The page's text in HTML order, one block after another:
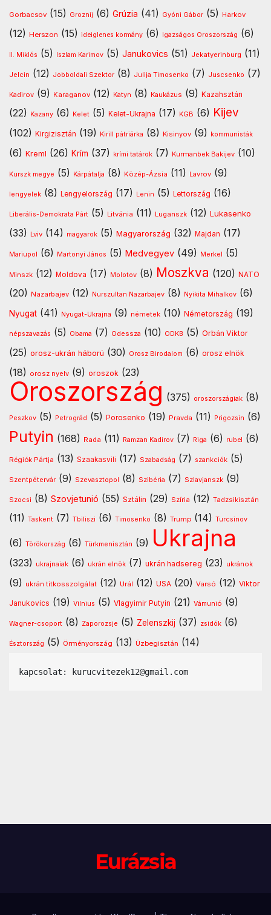
Gorbacsov (15) Groznij (6) Grúzia (41) Gyóni Gábor (5) Harkov
(12) Herszon (15) ideiglenes kormány (6) Igazságos Oroszország (6)
II. Miklós (5) Iszlam Karimov (5) Janukovics (51) Jekatyerinburg (11)
Jelcin (12) Jobboldali Szektor (8) Julija Timosenko (7) Juscsenko (7)
Kadirov (9) Karaganov (12) Katyn (8) Kaukázus (9) Kazahsztán
(22) Kazany (6) Kelet (5) Kelet-Ukrajna (17) KGB (6) Kijev
(102) Kirgizisztán (19) Kirill pátriárka (8) Kisinyov (9) kommunisták
(6) Kreml (26) Krím (37) krími tatárok (7) Kurmanbek Bakijev (10)
Kurszk megye (5) Kárpátalja (8) Közép-Ázsia (11) Lavrov (9)
lengyelek (8) Lengyelország (17) Lenin (5) Lettország (16)
Liberális-Demokrata Párt (5) Litvánia (11) Luganszk (12) Lukasenko
(33) Lviv (14) magyarok (5) Magyarország (32) Majdan (17)
Mariupol (6) Martonyi János (5) Medvegyev (49) Merkel (5)
Minszk (12) Moldova (17) Molotov (8) Moszkva (120) NATO
(20) Nazarbajev (12) Nurszultan Nazarbajev (8) Nyikita Mihalkov (6)
Nyugat (41) Nyugat-Ukrajna (9) németek (10) Németország (19)
népszavazás (5) Obama (7) Odessza (10) ODKB (5) Orbán Viktor
(25) orosz-ukrán háború (30) Orosz Birodalom (6) orosz elnök
(18) orosz nyelv (9) oroszok (23)
Oroszország (375) oroszországiak (8)
Peszkov (5) Petrográd (5) Porosenko (19) Pravda (11) Prigozsin (6)
Putyin (168) Rada (11) Ramzan Kadirov (7) Riga (6) rubel (6)
Régiók Pártja (13) Szaakasvili (17) Szabadság (7) szankciók (5)
Szentpétervár (9) Szevasztopol (8) Szibéria (7) Szlavjanszk (9)
Szocsi (8) Szovjetunió (55) Sztálin (29) Szíria (12) Tadzsikisztán
(11) Taskent (7) Tbiliszi (6) Timosenko (8) Trump (14) Turcsinov
(6) Törökország (6) Türkmenisztán (9) Ukrajna
(323) ukrajnaiak (6) ukrán elnök (7) ukrán hadsereg (23) ukránok
(9) ukrán titkosszolgálat (12) Urál (12) USA (20) Varsó (12) Viktor
Janukovics (19) Vilnius (5) Vlagyimir Putyin (21) Vámunió (9)
Wagner-csoport (8) Zaporozsje (5) Zelenszkij (37) zsidók (6)
Észtország (5) Örményország (13) Üzbegisztán (14)
kapcsolat: kurucvitezek12@gmail.com
Eurázsia